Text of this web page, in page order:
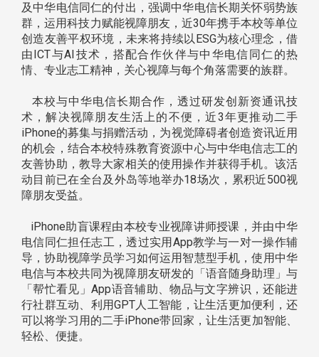
及中华电信同仁的付出，强调中华电信长期关怀弱势族
群，运用科技力赋能视障朋友，近30年携手本校等单位
创造友善平权环境，未来将持续以ESG为核心理念，借
由ICT与AI技术，搭配合作伙伴与中华电信同仁的热
情、专业志工精神，关心视障与每个角落需要的族群。
本校与中华电信长期合作，透过研发创新资通讯技
术，解决视障朋友生活上的不便，近3年更推动二手
iPhone的募集与捐赠活动，为视觉障碍者创造资讯近用
的机会，结合本校特殊教育资源中心与中华电信志工的
友善协助，教导大家相关的使用操作并获得手机。该活
动目前已在全台及外岛等地举办18场次，累积近500视
障朋友受益。
iPhone助盲课程由本校专业视障讲师授课，并由中华
电信同仁担任志工，透过实用App教学与一对一操作辅
导，协助视障学员学习如何运用智慧型手机，使用中华
电信与本校共同为视障朋友研发的「语音随身助理」与
「帮忙看见」App语音辅助、物品与文字辨识，还能进
行社群互动、利用GPT人工智能，让生活更加便利，还
可以将学习用的二手iPhone带回家，让生活更加智能、
轻松、便捷。